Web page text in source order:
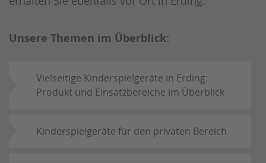
Unsere Themen im Überblick:
Vielseitige Kinderspielgeräte in Erding:
Produkt und Einsatzbereiche im Überblick
Kinderspielgeräte für den privaten Bereich